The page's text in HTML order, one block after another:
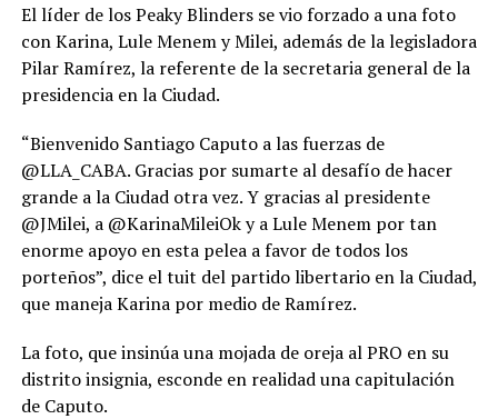
El líder de los Peaky Blinders se vio forzado a una foto
con Karina, Lule Menem y Milei, además de la legisladora
Pilar Ramírez, la referente de la secretaria general de la
presidencia en la Ciudad.
“Bienvenido Santiago Caputo a las fuerzas de
@LLA_CABA. Gracias por sumarte al desafío de hacer
grande a la Ciudad otra vez. Y gracias al presidente
@JMilei, a @KarinaMileiOk y a Lule Menem por tan
enorme apoyo en esta pelea a favor de todos los
porteños”, dice el tuit del partido libertario en la Ciudad,
que maneja Karina por medio de Ramírez.
La foto, que insinúa una mojada de oreja al PRO en su
distrito insignia, esconde en realidad una capitulación
de Caputo.